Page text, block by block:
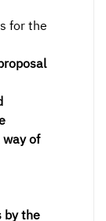
for the
of
by the